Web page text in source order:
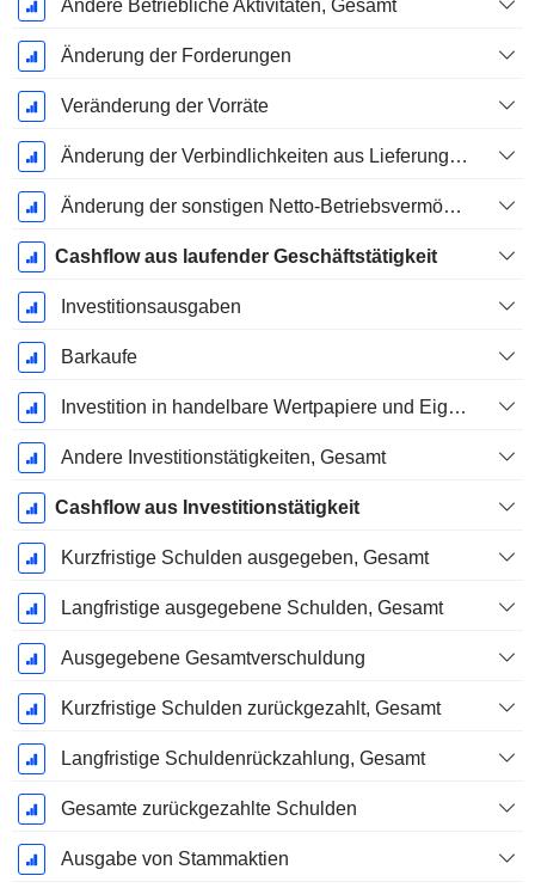
Andere Betriebliche Aktivitäten, Gesamt
Änderung der Forderungen
Veränderung der Vorräte
Änderung der Verbindlichkeiten aus Lieferungen und Leistungen
Änderung der sonstigen Netto-Betriebsvermögen
Cashflow aus laufender Geschäftstätigkeit
Investitionsausgaben
Barkaufe
Investition in handelbare Wertpapiere und Eigenkapitalinstrumente, Gesamt
Andere Investitionstätigkeiten, Gesamt
Cashflow aus Investitionstätigkeit
Kurzfristige Schulden ausgegeben, Gesamt
Langfristige ausgegebene Schulden, Gesamt
Ausgegebene Gesamtverschuldung
Kurzfristige Schulden zurückgezahlt, Gesamt
Langfristige Schuldenrückzahlung, Gesamt
Gesamte zurückgezahlte Schulden
Ausgabe von Stammaktien